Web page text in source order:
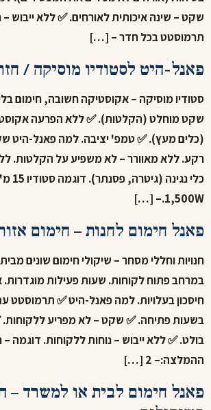
שקט – שינה איכותית לאורחים. ✅ ללא ייבוש –
תרמוסטט בכל חדר – […]
פאנל-היט לסטודיו מוסיקה /
סטודיו מוסיקה – אקוסטיקה חשובה, חימום
שקט מוחלט (הקלטות). ✅ ללא הפרעה
(כלים מעץ). ✅ טמפ' יציבה. למה פאנל-היט
רקע. ללא מאוורר – לא משפיע על הקלטות.
כלי
1,500W.– […]
פאנל חימום לחנות – חימום
חנויות וחללי מסחר – שיקולי חימום שונים
במרחב פתוח לקוחות. שעות פעילות
חיסכון בעלויות. למה פאנל-היט ✅ תרמוסטט
בשעות פתיחה. ✅ שקט – לא מפריע
ההמלצה:– 2 […]
פאנל חימום לבית או למשרד –